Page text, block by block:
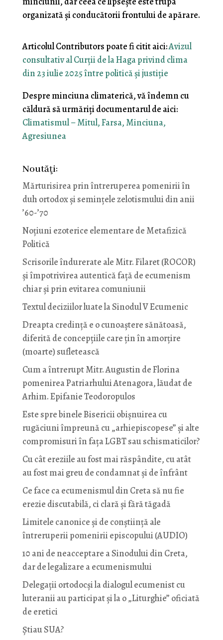
organizată şi conducătorii frontului de apărare.
Articolul Contributors poate fi citit aici:Avizul
consultativ al Curții de la Haga privind clima
din 23 iulie 2025 între politică și justiție
Despre minciuna climaterică, vă îndemn cu
căldură să urmăriţi documentarul de aici:
Climatismul – Mitul, Farsa, Minciuna,
Agresiunea
Noutăţi:
Mărturisirea prin întreruperea pomenirii în
duh ortodox și semințele zelotismului din anii
’60-’70
Noţiuni ezoterice elementare de Metafizică
Politică
Scrisorile îndurerate ale Mitr. Filaret (ROCOR)
și împotrivirea autentică față de ecumenism
chiar și prin evitarea comuniunii
Textul deciziilor luate la Sinodul V Ecumenic
Dreapta credință e o cunoaștere sănătoasă,
diferită de concepțiile care țin în amorțire
(moarte) sufletească
Cum a întrerupt Mitr. Augustin de Florina
pomenirea Patriarhului Atenagora, lăudat de
Arhim. Epifanie Teodoropulos
Este spre binele Bisericii obișnuirea cu
rugăciuni împreună cu „arhiepiscopese” și alte
compromisuri în fața LGBT sau schismaticilor?
Cu cât ereziile au fost mai răspândite, cu atât
au fost mai greu de condamnat și de înfrânt
Ce face ca ecumenismul din Creta să nu fie
erezie discutabilă, ci clară și fără tăgadă
Limitele canonice și de conștiință ale
întreruperii pomenirii episcopului (AUDIO)
10 ani de neacceptare a Sinodului din Creta,
dar de legalizare a ecumenismului
Delegații ortodocși la dialogul ecumenist cu
luteranii au participat și la o „Liturghie” oficiată
de eretici
Știau SUA?